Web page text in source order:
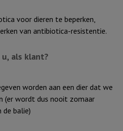
voor dieren te beperken,
van antibiotica-resistentie.
als klant?
worden aan een dier dat we
(er wordt dus nooit zomaar
de balie)